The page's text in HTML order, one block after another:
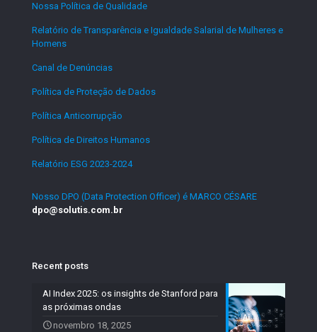
Nossa Política de Qualidade
Relatório de Transparência e Igualdade Salarial de Mulheres e
Homens
Canal de Denúncias
Política de Proteção de Dados
Política Anticorrupção
Política de Direitos Humanos
Relatório ESG 2023-2024.
Nosso DPO (Data Protection Officer) é MARCO CÉSARE
dpo@solutis.com.br
Recent posts
AI Index 2025: os insights de Stanford para
as próximas ondas
novembro 18, 2025